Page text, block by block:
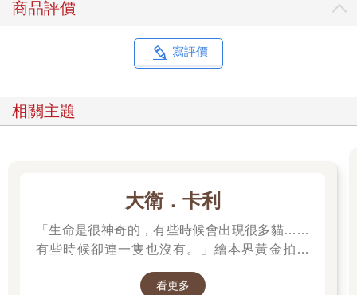
商品評價
寫評價
相關主題
大衛．卡利
「生命是很神奇的，有些時候會出現很多貓……
有些時候卻連一隻也沒有。」繪本界黃金拍檔
作！繼《作家和他的狗》後，再次聯手打造動人
看更多